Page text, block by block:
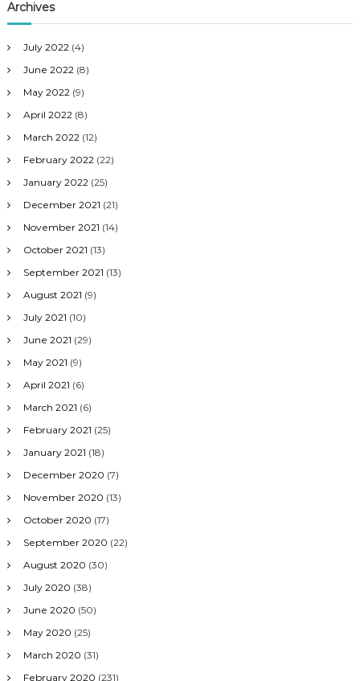
Archives
July 2022 (4)
June 2022 (8)
May 2022 (9)
April 2022 (8)
March 2022 (12)
February 2022 (22)
January 2022 (25)
December 2021 (21)
November 2021 (14)
October 2021 (13)
September 2021 (13)
August 2021 (9)
July 2021 (10)
June 2021 (29)
May 2021 (9)
April 2021 (6)
March 2021 (6)
February 2021 (25)
January 2021 (18)
December 2020 (7)
November 2020 (13)
October 2020 (17)
September 2020 (22)
August 2020 (30)
July 2020 (38)
June 2020 (50)
May 2020 (25)
March 2020 (31)
February 2020 (231)